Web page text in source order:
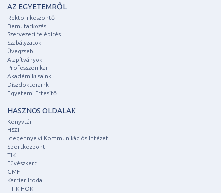
AZ EGYETEMRŐL
Rektori köszöntő
Bemutatkozás
Szervezeti felépítés
Szabályzatok
Üvegzseb
Alapítványok
Professzori kar
Akadémikusaink
Díszdoktoraink
Egyetemi Értesítő
HASZNOS OLDALAK
Könyvtár
HSZI
Idegennyelvi Kommunikációs Intézet
Sportközpont
TIK
Füvészkert
GMF
Karrier Iroda
TTIK HÖK